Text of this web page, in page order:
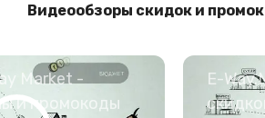
Видеообзоры скидок и
Market -
и промокоды
E-
скидкой